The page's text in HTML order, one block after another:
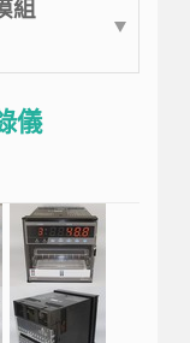
組
儀